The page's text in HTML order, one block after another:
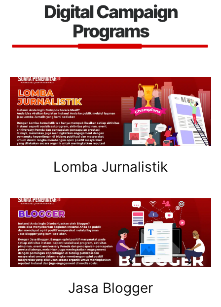
Digital Campaign
Programs
Lomba Jurnalistik
Jasa Blogger